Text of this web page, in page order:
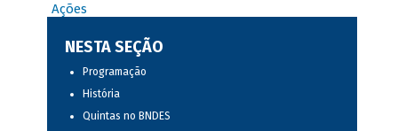
Ações
NESTA SEÇÃO
Programação
História
Quintas no BNDES